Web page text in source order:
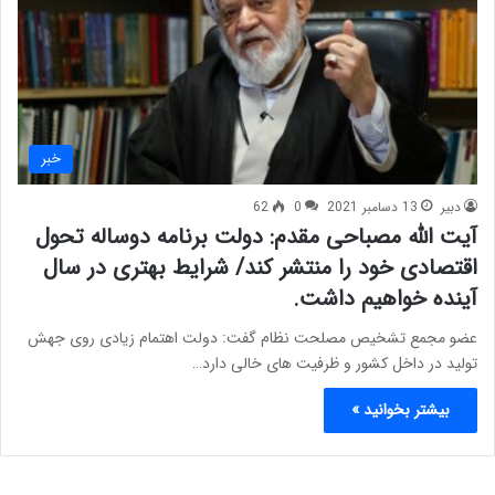
خبر
دبیر 13 دسامبر 2021 0
62
آیت الله مصباحی مقدم: دولت برنامه دوساله تحول
اقتصادی خود را منتشر کند/ شرایط بهتری در سال
آینده خواهیم داشت.
عضو مجمع تشخیص مصلحت نظام گفت: دولت اهتمام زیادی روی جهش
تولید در داخل کشور و ظرفیت های خالی دارد…
بیشتر بخوانید »